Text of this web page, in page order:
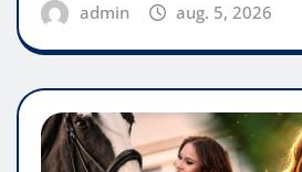
admin aug. 5, 2026